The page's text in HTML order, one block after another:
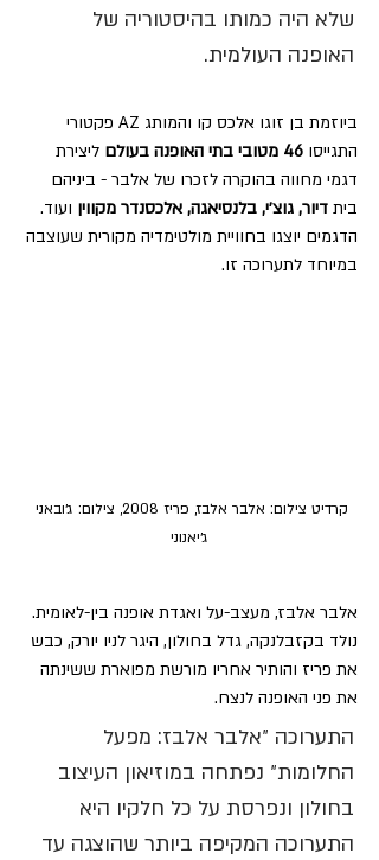
שלא היה כמותו בהיסטוריה של
האופנה העולמית.
ביוזמת בן זוגו אלכס קו והמותג AZ פקטורי
התגייסו
ליצירת
דגמי מחווה בהוקרה לזכרו של אלבר - ביניהם
בית דיור, גוצ׳י, בלנסיאגה, אלכסנדר מקווין ועוד.
הדגמים יוצגו בחוויית מולטימדיה מקורית שעוצבה
במיוחד לתערוכה זו.
קרדיט צילום: אלבר אלבז, פריז 2008, צילום: ג׳ובאני
ג׳יאנוני
אלבר אלבז, מעצב-על ואגדת אופנה בין-לאומית.
נולד בקזבלנקה, גדל בחולון, היגר לניו יורק, כבש
את פריז והותיר אחריו מורשת מפוארת ששינתה
את פני האופנה לנצח.
התערוכה ״אלבר אלבז: מפעל
החלומות״ נפתחה במוזיאון העיצוב
בחולון ונפרסת על כל חלקיו היא
התערוכה המקיפה ביותר שהוצגה עד